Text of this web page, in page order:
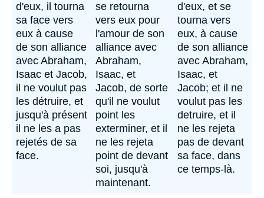
d'eux, il tourna
sa face vers
eux à cause
de son alliance
avec Abraham,
Isaac et Jacob,
il ne voulut pas
les détruire, et
jusqu'à présent
il ne les a pas
rejetés de sa
face.
se retourna
vers eux pour
l'amour de son
alliance avec
Abraham,
Isaac, et
Jacob, de sorte
qu'il ne voulut
point les
exterminer, et il
ne les rejeta
point de devant
soi, jusqu'à
maintenant.
d'eux, et se
tourna vers
eux, à cause
de son alliance
avec Abraham,
Isaac, et
Jacob; et il ne
voulut pas les
detruire, et il
ne les rejeta
pas de devant
sa face, dans
ce temps-là.